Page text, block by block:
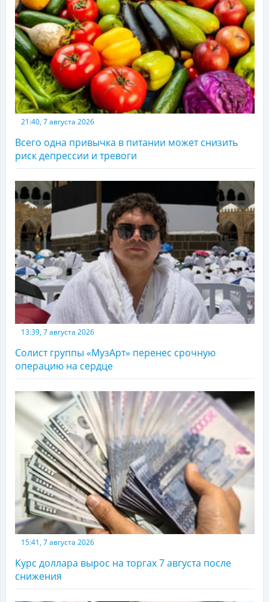
21:40, 7 августа 2026
Всего одна привычка в питании может снизить
риск депрессии и тревоги
13:39, 7 августа 2026
Солист группы «МузАрт» перенес срочную
операцию на сердце
15:41, 7 августа 2026
Курс доллара вырос на торгах 7 августа после
снижения